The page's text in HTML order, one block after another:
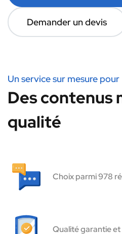
Demander un devis
Un service sur mesure pour
Des contenus
qualité
Choix parmi 978
Qualité garantie